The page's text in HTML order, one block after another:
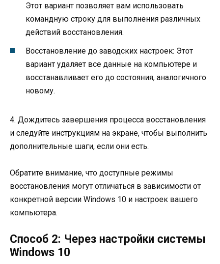
Этот вариант позволяет вам использовать
командную строку для выполнения различных
действий восстановления.
Восстановление до заводских настроек: Этот
вариант удаляет все данные на компьютере и
восстанавливает его до состояния, аналогичного
новому.
4. Дождитесь завершения процесса восстановления
и следуйте инструкциям на экране, чтобы выполнить
дополнительные шаги, если они есть.
Обратите внимание, что доступные режимы
восстановления могут отличаться в зависимости от
конкретной версии Windows 10 и настроек вашего
компьютера.
Способ 2: Через настройки системы
Windows 10